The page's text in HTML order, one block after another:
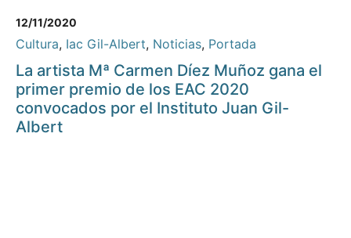
12/11/2020
Cultura, Iac Gil-Albert, Noticias, Portada
La artista Mª Carmen Díez Muñoz gana el
primer premio de los EAC 2020
convocados por el Instituto Juan Gil-
Albert